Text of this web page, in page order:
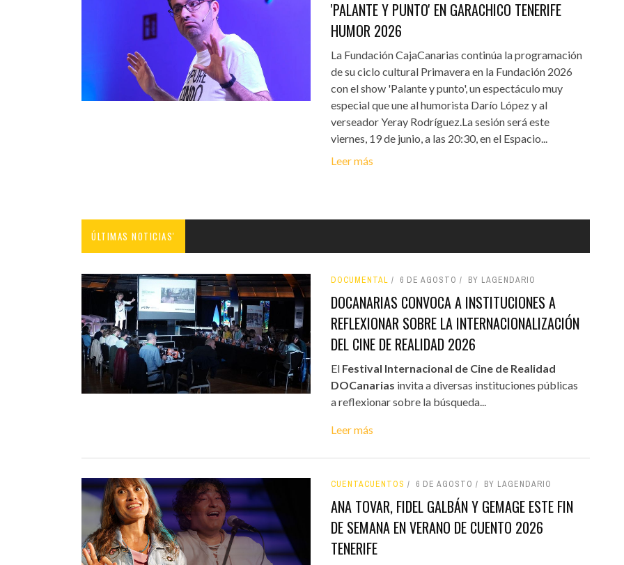
'PALANTE Y PUNTO' EN GARACHICO TENERIFE
HUMOR 2026
La Fundación CajaCanarias continúa la programación
de su ciclo cultural Primavera en la Fundación 2026
con el show 'Palante y punto', un espectáculo muy
especial que une al humorista Darío López y al
verseador Yeray Rodríguez.La sesión será este
viernes, 19 de junio, a las 20:30, en el Espacio...
Leer más
ÚLTIMAS NOTICIAS'
DOCUMENTAL 6 DE AGOSTO BY LAGENDARIO
DOCANARIAS CONVOCA A INSTITUCIONES A
REFLEXIONAR SOBRE LA INTERNACIONALIZACIÓN
DEL CINE DE REALIDAD 2026
El Festival Internacional de Cine de Realidad
DOCanarias invita a diversas instituciones públicas
a reflexionar sobre la búsqueda...
Leer más
CUENTACUENTOS 6 DE AGOSTO BY LAGENDARIO
ANA TOVAR, FIDEL GALBÁN Y GEMAGE ESTE FIN
DE SEMANA EN VERANO DE CUENTO 2026
TENERIFE